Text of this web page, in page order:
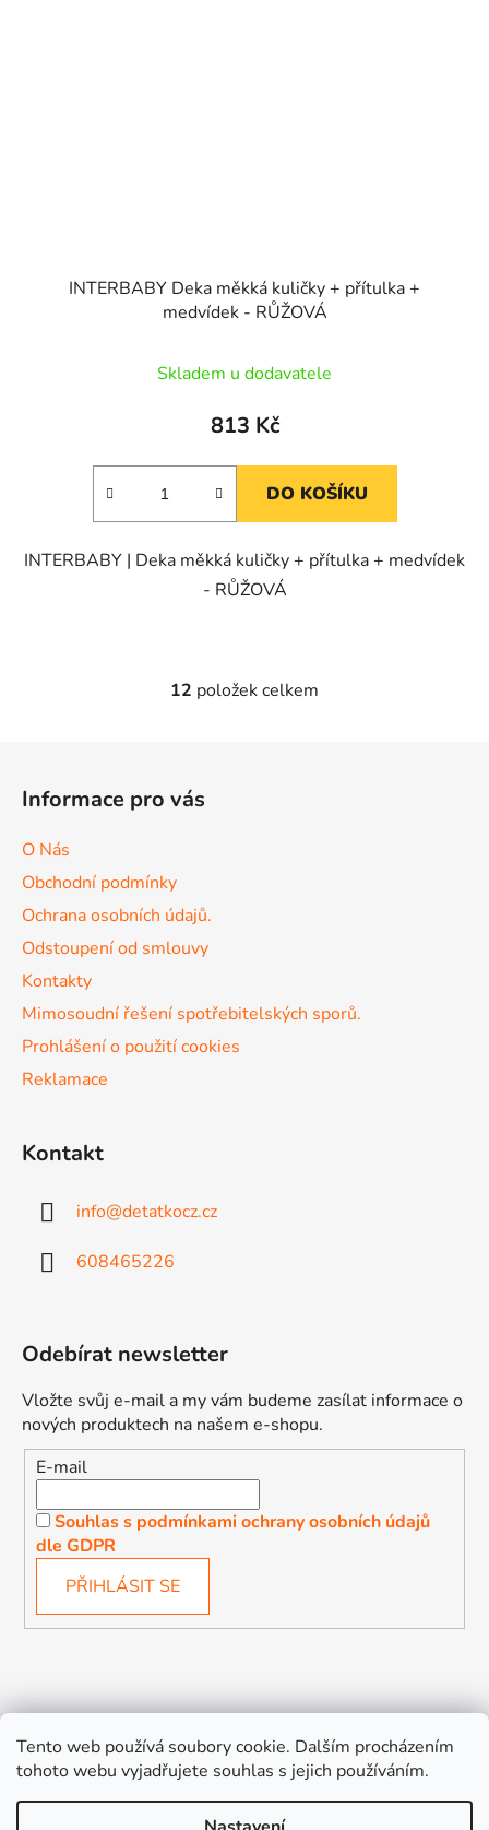
Tento web používá soubory cookie. Dalším procházením
tohoto webu vyjadřujete souhlas s jejich používáním.
INTERBABY Deka měkká kuličky + přítulka +
medvídek - RŮŽOVÁ
Skladem u dodavatele
813 Kč
DO KOŠÍKU
INTERBABY | Deka měkká kuličky + přítulka + medvídek
- RŮŽOVÁ
O
v
12 položek celkem
Informace pro vás
O Nás
Obchodní podmínky
Ochrana osobních údajů.
Odstoupení od smlouvy
Kontakty
Mimosoudní řešení spotřebitelských sporů.
Prohlášení o použití cookies
Reklamace
Kontakt
info@detatkocz.cz
608465226
Odebírat newsletter
Vložte svůj e-mail a my vám budeme zasílat informace o
nových produktech na našem e-shopu.
E-mail
Souhlas s podmínkami ochrany osobních údajů
dle GDPR
PŘIHLÁSIT SE